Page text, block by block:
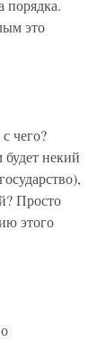
порядка.
это
чего?
некий
Просто
этого